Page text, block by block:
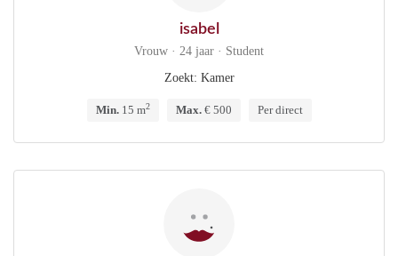
isabel
Vrouw · 24 jaar · Student
Zoekt: Kamer
Min.15 m2 Max.€ 500 Per direct